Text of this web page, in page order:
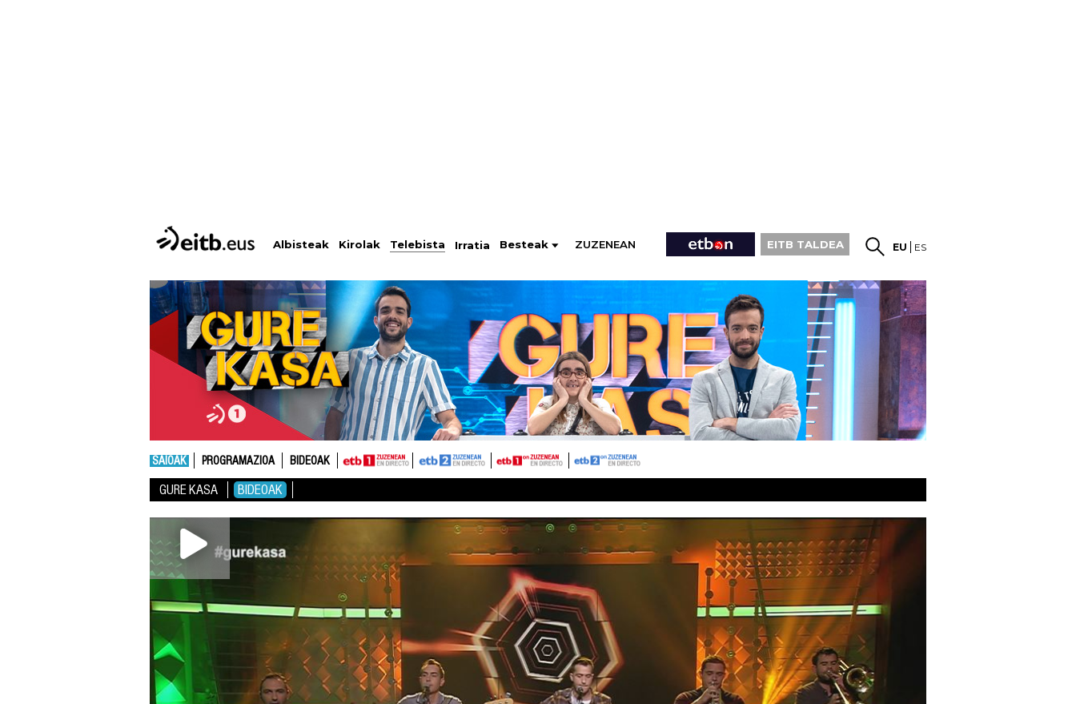
Albisteak Kirolak Telebista Irratia Besteak ZUZENEAN EITB TALDEA EU ES
SAIOAK PROGRAMAZIOA BIDEOAK
GURE KASA BIDEOAK